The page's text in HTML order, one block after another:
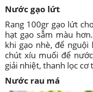
Nước gạo lứt
Rang 100gr gạo lứt
hạt gạo sẫm màu
khi gạo nhè, để
chút xíu muối để
giải nhiệt, thanh lọc cơ
Nước rau má